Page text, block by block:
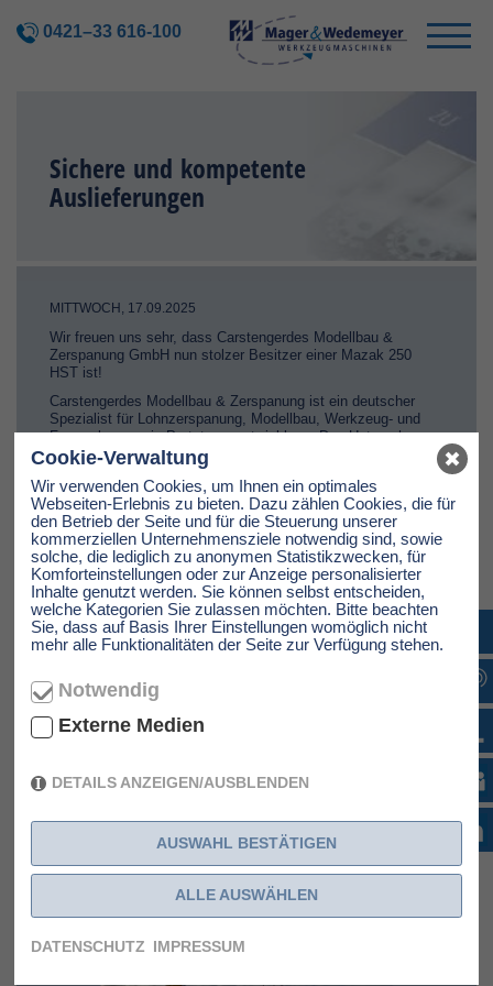
0421–33 616-100
Sichere und kompetente
Auslieferungen
MITTWOCH, 17.09.2025
Wir freuen uns sehr, dass Carstengerdes Modellbau &
Zerspanung GmbH nun stolzer Besitzer einer Mazak 250
HST ist!
Carstengerdes Modellbau & Zerspanung ist ein deutscher
Spezialist für Lohnzerspanung, Modellbau, Werkzeug- und
Formenbau sowie Prototypenentwicklung. Das Unternehmen
fertigt Teile von Einzelstücken bis zur Kleinserie – und das
mit höchster Präzision und großer Flexibilität. Neben der
modernen Technologie überzeugt Carstengerdes durch
starkes technisches Know-how, zuverlässige Prozesse und
ein erfahrenes Team.
Warum die Mazak 250 HST eine hervorragende Wahl ist:
Die Mazak 250 HST steht für Innovation und Leistung auf
hohem Niveau. Als horizontales Bearbeitungszentrum bietet
sie:
hohe Produktivität dank der Mazatrol Smooth AI-
Steuerung
stabilen Maschinenbaus
große Flexibilität im Einsatz verschiedener Werkstoffe
und umfangreicher Bearbeitungsaufgaben
Effizienz und Präzision zu verbinden.
Fertigungsmöglichkeiten weiter ausbauen können – und wir
sind stolz, ein Teil dieser Erweiterung zu sein!
Wir danken Carstengerdes für das entgegengebrachte
Cookie-Verwaltung
Wir verwenden Cookies, um Ihnen ein optimales
Webseiten-Erlebnis zu bieten. Dazu zählen Cookies, die für
den Betrieb der Seite und für die Steuerung unserer
kommerziellen Unternehmensziele notwendig sind, sowie
solche, die lediglich zu anonymen Statistikzwecken, für
Komforteinstellungen oder zur Anzeige personalisierter
Inhalte genutzt werden. Sie können selbst entscheiden,
welche Kategorien Sie zulassen möchten. Bitte beachten
Sie, dass auf Basis Ihrer Einstellungen womöglich nicht
mehr alle Funktionalitäten der Seite zur Verfügung stehen.
Notwendig
Externe Medien
DETAILS ANZEIGEN/AUSBLENDEN
AUSWAHL BESTÄTIGEN
ALLE AUSWÄHLEN
DATENSCHUTZ IMPRESSUM